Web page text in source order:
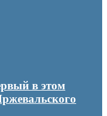
в этом